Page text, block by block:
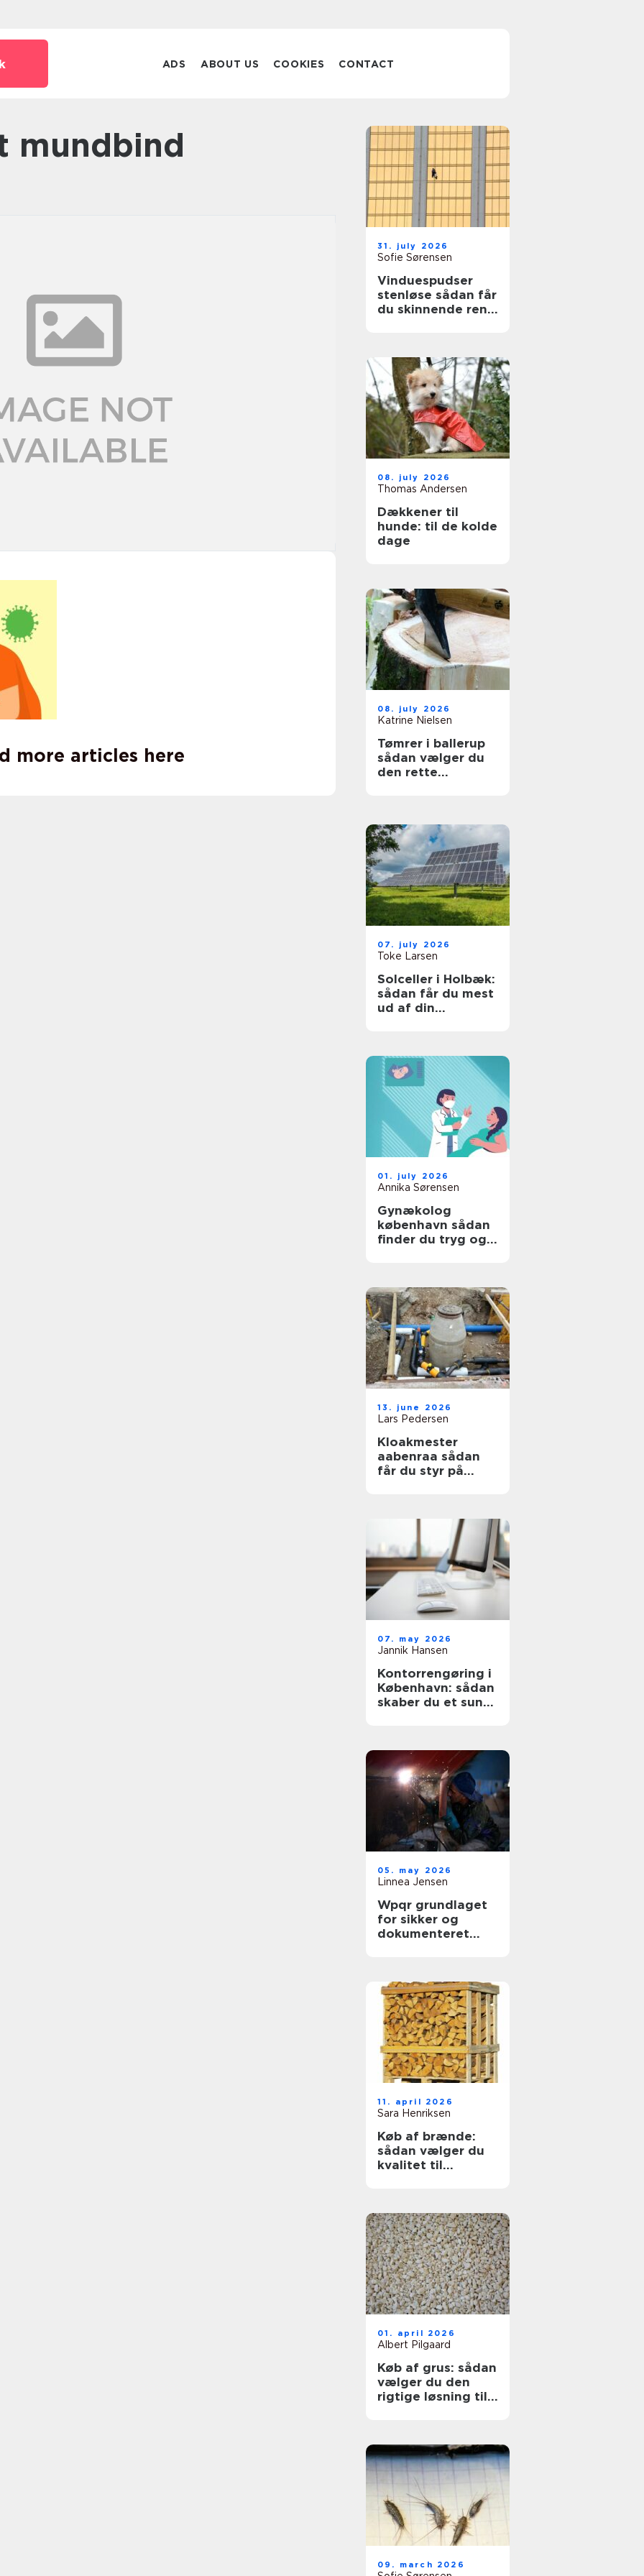
ADS ABOUT US COOKIES CONTACT
mundbind
more articles here
31. july 2026
Sofie Sørensen
Vinduespudser
stenløse sådan får
du skinnende rene
08. july 2026
Thomas Andersen
Dækkener til
hunde: til de kolde
dage
08. july 2026
Katrine Nielsen
Tømrer i ballerup
sådan vælger du
den rette
07. july 2026
Toke Larsen
Solceller i Holbæk:
sådan får du mest
ud af din
01. july 2026
Annika Sørensen
Gynækolog
københavn sådan
finder du tryg og
13. june 2026
Lars Pedersen
Kloakmester
aabenraa sådan
får du styr på
07. may 2026
Jannik Hansen
Kontorrengøring i
København: sådan
skaber du et sundt
05. may 2026
Linnea Jensen
Wpqr grundlaget
for sikker og
dokumenteret
11. april 2026
Sara Henriksen
Køb af brænde:
sådan vælger du
kvalitet til
01. april 2026
Albert Pilgaard
Køb af grus: sådan
vælger du den
rigtige løsning til
09. march 2026